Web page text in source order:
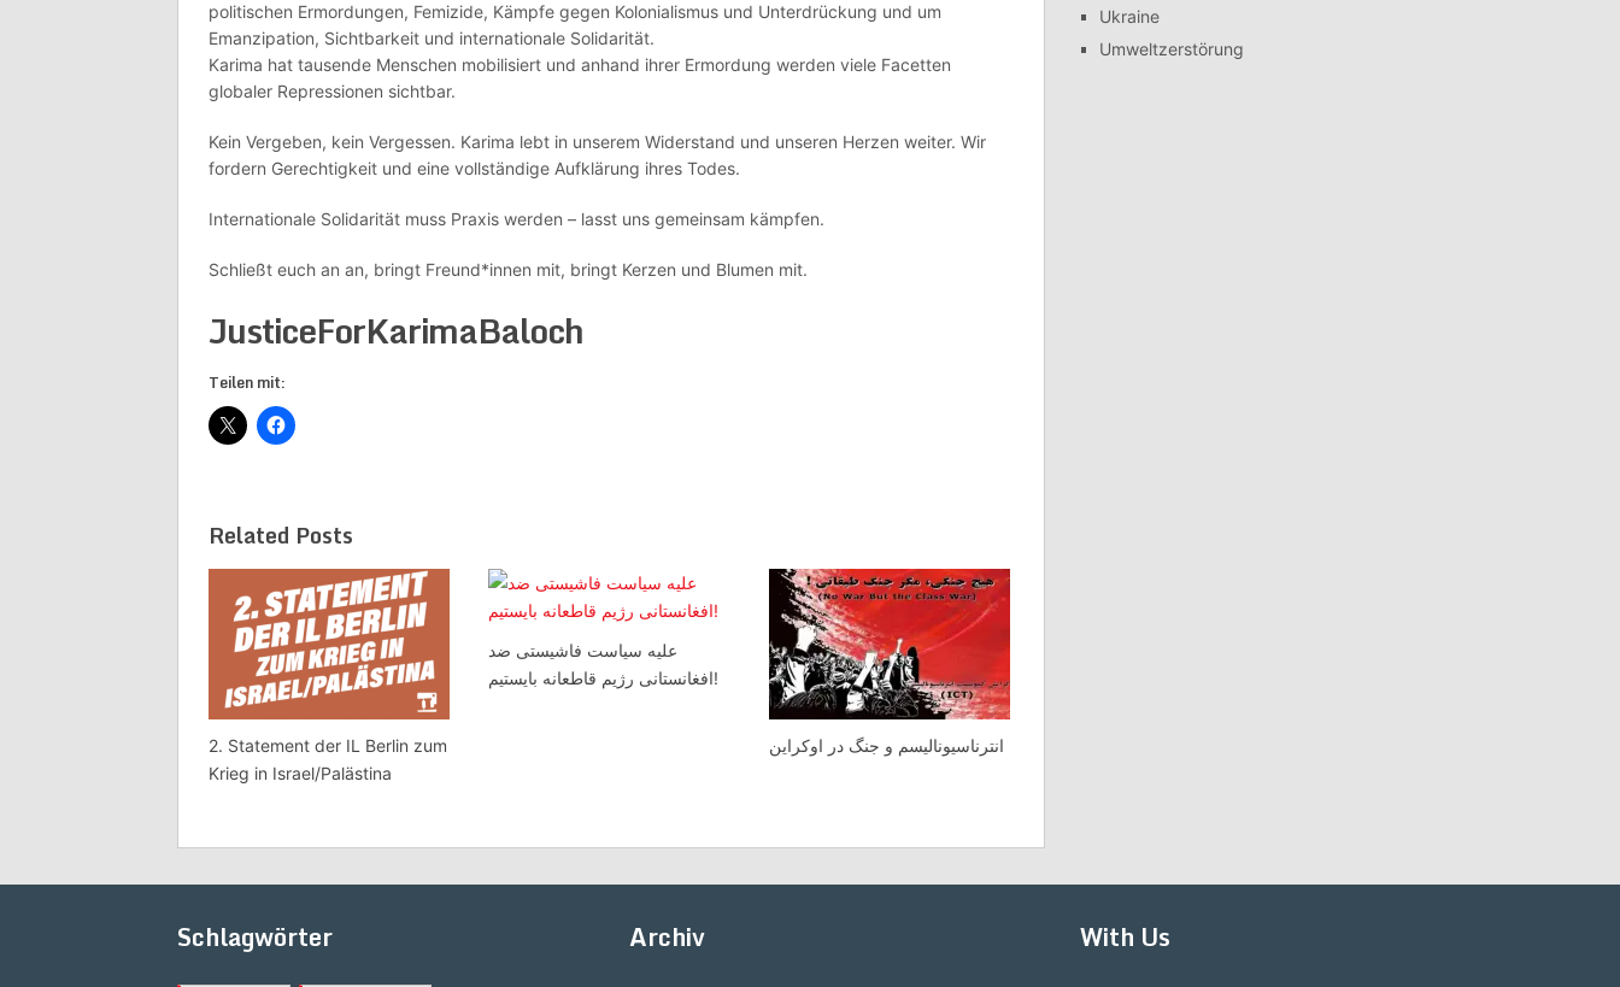
politischen Ermordungen, Femizide, Kämpfe gegen Kolonialismus und Unterdrückung und um
Emanzipation, Sichtbarkeit und internationale Solidarität.
Karima hat tausende Menschen mobilisiert und anhand ihrer Ermordung werden viele Facetten
globaler Repressionen sichtbar.
Kein Vergeben, kein Vergessen. Karima lebt in unserem Widerstand und unseren Herzen weiter. Wir
fordern Gerechtigkeit und eine vollständige Aufklärung ihres Todes.
Internationale Solidarität muss Praxis werden – lasst uns gemeinsam kämpfen.
Schließt euch an an, bringt Freund*innen mit, bringt Kerzen und Blumen mit.
JusticeForKarimaBaloch
Teilen mit:
Related Posts
2. Statement der IL Berlin zum
Krieg in Israel/Palästina
علیه سیاست فاشیستی ضد
افغانستانی رژیم قاطعانه بایستیم!
انترناسیونالیسم و جنگ در اوکراین
Ukraine
Umweltzerstörung
Schlagwörter Archiv With Us